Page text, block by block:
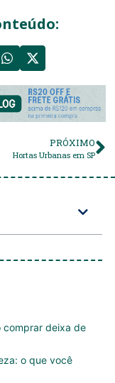
PRÓXIMO
Hortas Urbanas em SP
comprar deixa de
o que você